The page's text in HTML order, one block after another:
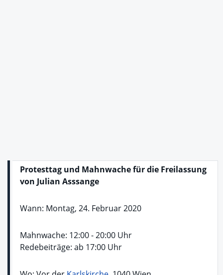
Protesttag und Mahnwache für die Freilassung
von Julian Asssange
Wann: Montag, 24. Februar 2020
Mahnwache: 12:00 - 20:00 Uhr
Redebeiträge: ab 17:00 Uhr